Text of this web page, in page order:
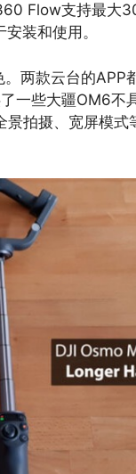
Flow支持最大
装和使用。
两款云台的APP
一些大疆OM6不
拍摄、宽屏模式